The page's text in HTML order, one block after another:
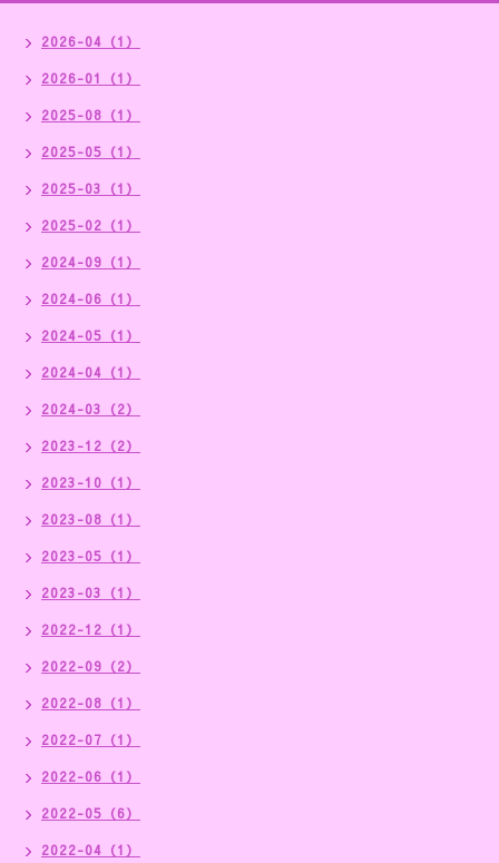
2026-04（1）
2026-01（1）
2025-08（1）
2025-05（1）
2025-03（1）
2025-02（1）
2024-09（1）
2024-06（1）
2024-05（1）
2024-04（1）
2024-03（2）
2023-12（2）
2023-10（1）
2023-08（1）
2023-05（1）
2023-03（1）
2022-12（1）
2022-09（2）
2022-08（1）
2022-07（1）
2022-06（1）
2022-05（6）
2022-04（1）